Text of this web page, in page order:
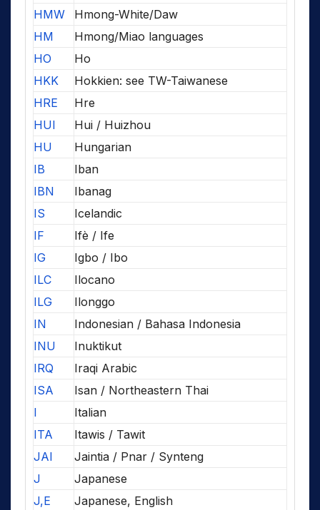
HMW
Hmong-White/Daw
HM
Hmong/Miao languages
HO
Ho
HKK
Hokkien: see TW-Taiwanese
HRE
Hre
HUI
Hui / Huizhou
HU
Hungarian
IB
Iban
IBN
Ibanag
IS
Icelandic
IF
Ifè / Ife
IG
Igbo / Ibo
ILC
Ilocano
ILG
Ilonggo
IN
Indonesian / Bahasa Indonesia
INU
Inuktikut
IRQ
Iraqi Arabic
ISA
Isan / Northeastern Thai
I
Italian
ITA
Itawis / Tawit
JAI
Jaintia / Pnar / Synteng
J
Japanese
J,E
Japanese, English